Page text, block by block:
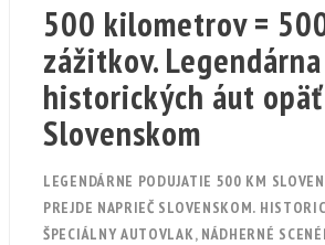
500 kilometrov =
zážitkov.
historických áut
Slovenskom
LEGENDÁRNE PODUJATIE 500 KM
PREJDE NAPRIEČ SLOVENSKOM.
ŠPECIÁLNY AUTOVLAK, NÁDHERNÉ